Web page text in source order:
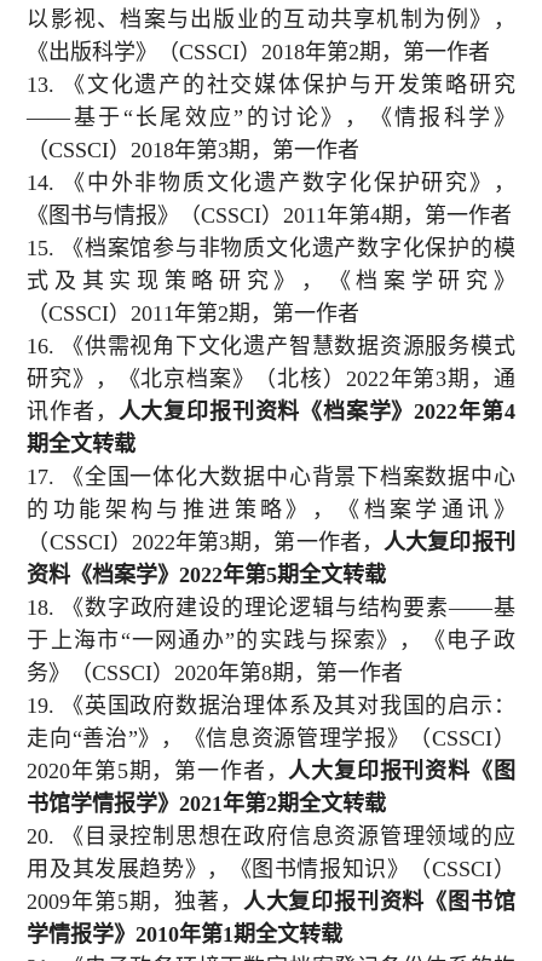
以影视、档案与出版业的互动共享机制为例》，
《出版科学》（CSSCI） 2018年第2期，第一作者
13.
《文化遗产的社交媒体保护与开发策略研究
——基于“长尾效应”的讨论》，《情报科学》
（CSSCI） 2018年第3期，第一作者
14.
《中外非物质文化遗产数字化保护研究》，
《图书与情报》（CSSCI） 2011年第4期，第一作者
15.
《档案馆参与非物质文化遗产数字化保护的模
式及其实现策略研究》，《档案学研究》
（CSSCI） 2011年第2期，第一作者
16.
《供需视角下文化遗产智慧数据资源服务模式
研究》，《北京档案》（北核） 2022年第3期，通
讯作者， 人大复印报刊资料《档案学》2022年第4
期全文转载
17.
《全国一体化大数据中心背景下档案数据中心
的功能架构与推进策略》，《档案学通讯》
（CSSCI） 2022年第3期，第一作者， 人大复印报刊
资料《档案学》2022年第5期全文转载
18.
《数字政府建设的理论逻辑与结构要素——基
于上海市“一网通办”的实践与探索》，《电子政
务》（CSSCI） 2020年第8期，第一作者
19.
《英国政府数据治理体系及其对我国的启示：
走向“善治”》，《信息资源管理学报》（CSSCI）
2020年第5期，第一作者， 人大复印报刊资料《图
书馆学情报学》2021年第2期全文转载
20.
《目录控制思想在政府信息资源管理领域的应
用及其发展趋势》，《图书情报知识》（CSSCI）
2009年第5期，独著， 人大复印报刊资料《图书馆
学情报学》2010年第1期全文转载